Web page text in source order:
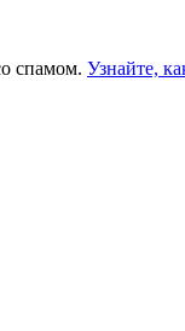
спамом. Узнайте,